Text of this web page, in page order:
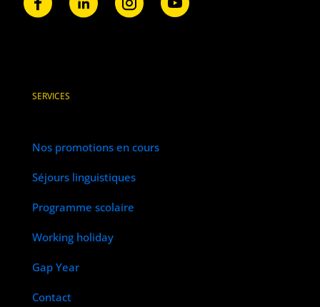
SERVICES
Nos promotions en cours
Séjours linguistiques
Programme scolaire
Working holiday
Gap Year
Contact